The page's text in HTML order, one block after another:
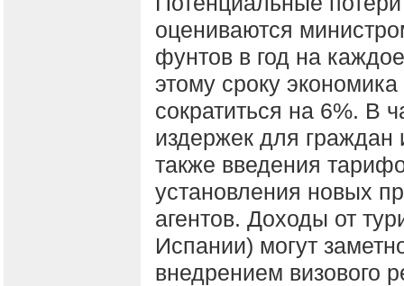
оцениваются
фунтов в год на
этому сроку
сократиться на 6%. В
издержек для граждан
также введения
установления новых
агентов. Доходы от
Испании) могут
внедрением